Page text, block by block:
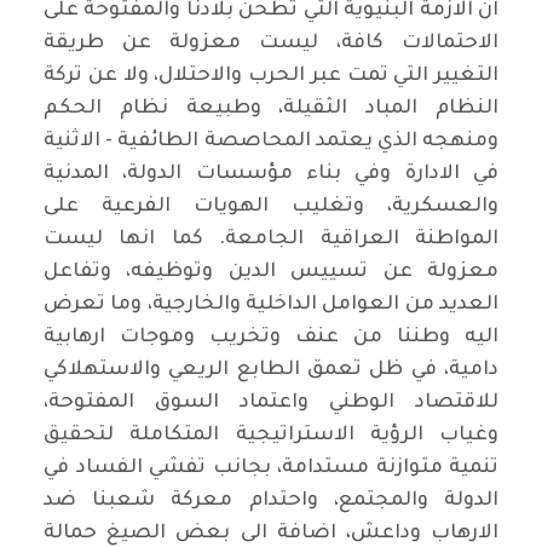
ان الازمة البنيوية التي تطحن بلادنا والمفتوحة على
الاحتمالات كافة، ليست معزولة عن طريقة
التغيير التي تمت عبر الحرب والاحتلال، ولا عن تركة
النظام المباد الثقيلة، وطبيعة نظام الحكم
ومنهجه الذي يعتمد المحاصصة الطائفية - الاثنية
في الادارة وفي بناء مؤسسات الدولة، المدنية
والعسكرية، وتغليب الهويات الفرعية على
المواطنة العراقية الجامعة. كما انها ليست
معزولة عن تسييس الدين وتوظيفه، وتفاعل
العديد من العوامل الداخلية والخارجية، وما تعرض
اليه وطننا من عنف وتخريب وموجات ارهابية
دامية، في ظل تعمق الطابع الريعي والاستهلاكي
للاقتصاد الوطني واعتماد السوق المفتوحة،
وغياب الرؤية الاستراتيجية المتكاملة لتحقيق
تنمية متوازنة مستدامة، بجانب تفشي الفساد في
الدولة والمجتمع، واحتدام معركة شعبنا ضد
الارهاب وداعش، اضافة الى بعض الصيغ حمالة